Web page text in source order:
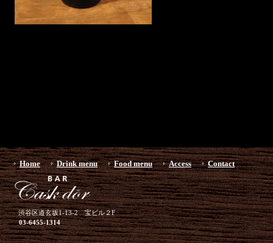
Home Drink menu Food menu Access Contact
渋谷区道玄坂1-13-2 宝ビル２F
03-6455-1314